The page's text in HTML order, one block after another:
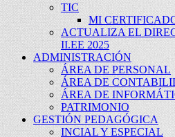
TIC
MI
ACTUALIZA EL
II.EE 2025
ADMINISTRACIÓN
ÁREA DE PERSONAL
ÁREA DE
ÁREA DE
PATRIMONIO
GESTIÓN PEDAGÓGICA
INCIAL Y ESPECIAL